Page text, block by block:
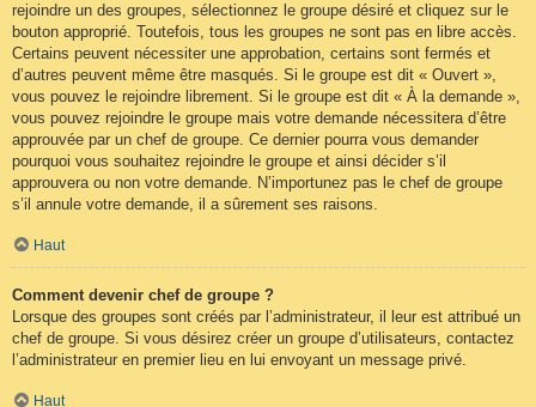
rejoindre un des groupes, sélectionnez le groupe désiré et cliquez sur le
bouton approprié. Toutefois, tous les groupes ne sont pas en libre accès.
Certains peuvent nécessiter une approbation, certains sont fermés et
d’autres peuvent même être masqués. Si le groupe est dit « Ouvert »,
vous pouvez le rejoindre librement. Si le groupe est dit « À la demande »,
vous pouvez rejoindre le groupe mais votre demande nécessitera d’être
approuvée par un chef de groupe. Ce dernier pourra vous demander
pourquoi vous souhaitez rejoindre le groupe et ainsi décider s’il
approuvera ou non votre demande. N’importunez pas le chef de groupe
s’il annule votre demande, il a sûrement ses raisons.
Haut
Comment devenir chef de groupe ?
Lorsque des groupes sont créés par l’administrateur, il leur est attribué un
chef de groupe. Si vous désirez créer un groupe d’utilisateurs, contactez
l’administrateur en premier lieu en lui envoyant un message privé.
Haut